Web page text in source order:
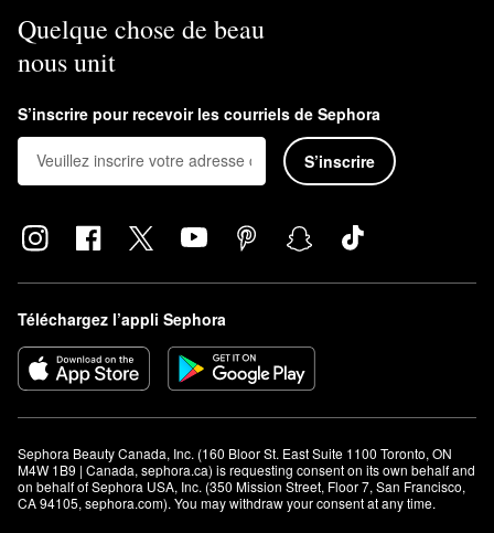
Quelque chose de beau
nous unit
S’inscrire pour recevoir les courriels de Sephora
S’inscrire
Téléchargez l’appli Sephora
Sephora Beauty Canada, Inc. (160 Bloor St. East Suite 1100 Toronto, ON
M4W 1B9 | Canada, sephora.ca) is requesting consent on its own behalf and
on behalf of Sephora USA, Inc. (350 Mission Street, Floor 7, San Francisco,
CA 94105, sephora.com). You may withdraw your consent at any time.